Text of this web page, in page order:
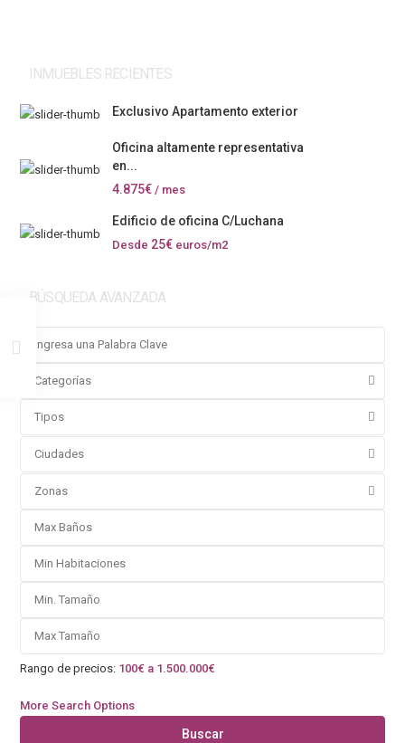
INMUEBLES RECIENTES
Exclusivo Apartamento exterior
Oficina altamente representativa
en...
4.875€ / mes
Edificio de oficina C/Luchana
Desde 25€ euros/m2
BÚSQUEDA AVANZADA
Categorías
Tipos
Ciudades
Zonas
Rango de precios: 100€ a 1.500.000€
More Search Options
Buscar